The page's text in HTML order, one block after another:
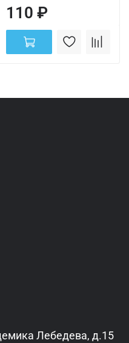
110 ₽
Лебедева, д.15